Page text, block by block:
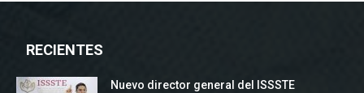
RECIENTES
Nuevo director general del ISSSTE